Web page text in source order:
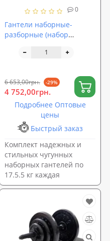
0
Гантели наборные-
разборные (набор
металлические-чугунные
6 653,00грн. -29%
4 752,00грн.
Подробнее Оптовые
цены
Быстрый заказ
Комплект надежных и
стильных чугунных
наборных гантелей по
17.5.5 кг каждая